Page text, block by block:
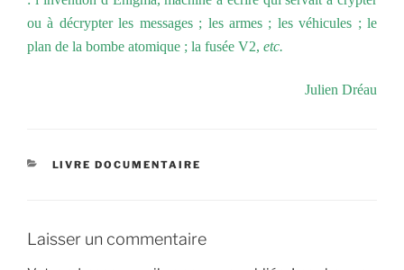
ou à décrypter les messages ; les armes ; les véhicules ; le
plan de la bombe atomique ; la fusée V2, etc.
Julien Dréau
CATÉGORIES
LIVRE DOCUMENTAIRE
Laisser un commentaire